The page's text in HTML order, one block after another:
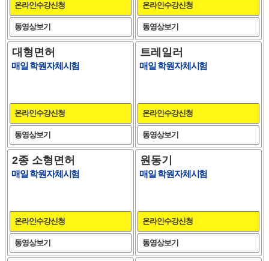
온라인수강신청
동영상보기
온라인수강신청
동영상보기
대형면허
매일 학원자체시험
온라인수강신청
동영상보기
트레일러
매일 학원자체시험
온라인수강신청
동영상보기
2종 소형면허
매일 학원자체시험
온라인수강신청
동영상보기
원동기
매일 학원자체시험
온라인수강신청
동영상보기